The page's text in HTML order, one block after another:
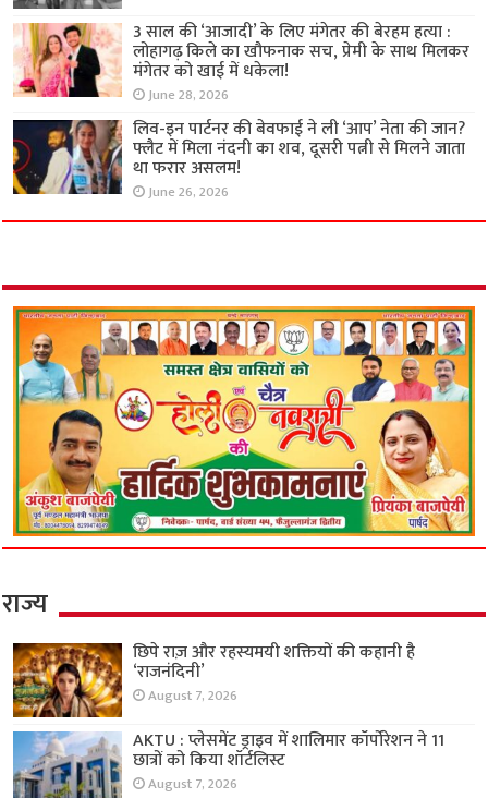
3 साल की ‘आजादी’ के लिए मंगेतर की बेरहम हत्या :
लोहागढ़ किले का खौफनाक सच, प्रेमी के साथ मिलकर
मंगेतर को खाई में धकेला!
June 28, 2026
लिव-इन पार्टनर की बेवफाई ने ली ‘आप’ नेता की जान?
फ्लैट में मिला नंदनी का शव, दूसरी पत्नी से मिलने जाता
था फरार असलम!
June 26, 2026
राज्य
छिपे राज़ और रहस्यमयी शक्तियों की कहानी है
‘राजनंदिनी’
August 7, 2026
AKTU : प्लेसमेंट ड्राइव में शालिमार कॉर्पोरेशन ने 11
छात्रों को किया शॉर्टलिस्ट
August 7, 2026